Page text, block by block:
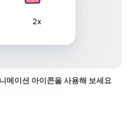
2x
메이션 아이콘을 사용해 보세요